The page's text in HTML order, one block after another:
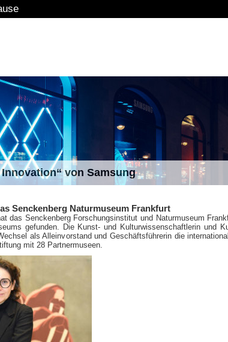
von Samsung
Senckenberg Naturmuseum Frankfurt
das Senckenberg Forschungsinstitut und Naturmuseum
gefunden. Die Kunst- und Kulturwissenschaftlerin und
als Alleinvorstand und Geschäftsführerin die
mit 28 Partnermuseen.